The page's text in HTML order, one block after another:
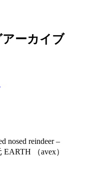
アーカイブ
nosed reindeer –
（avex）